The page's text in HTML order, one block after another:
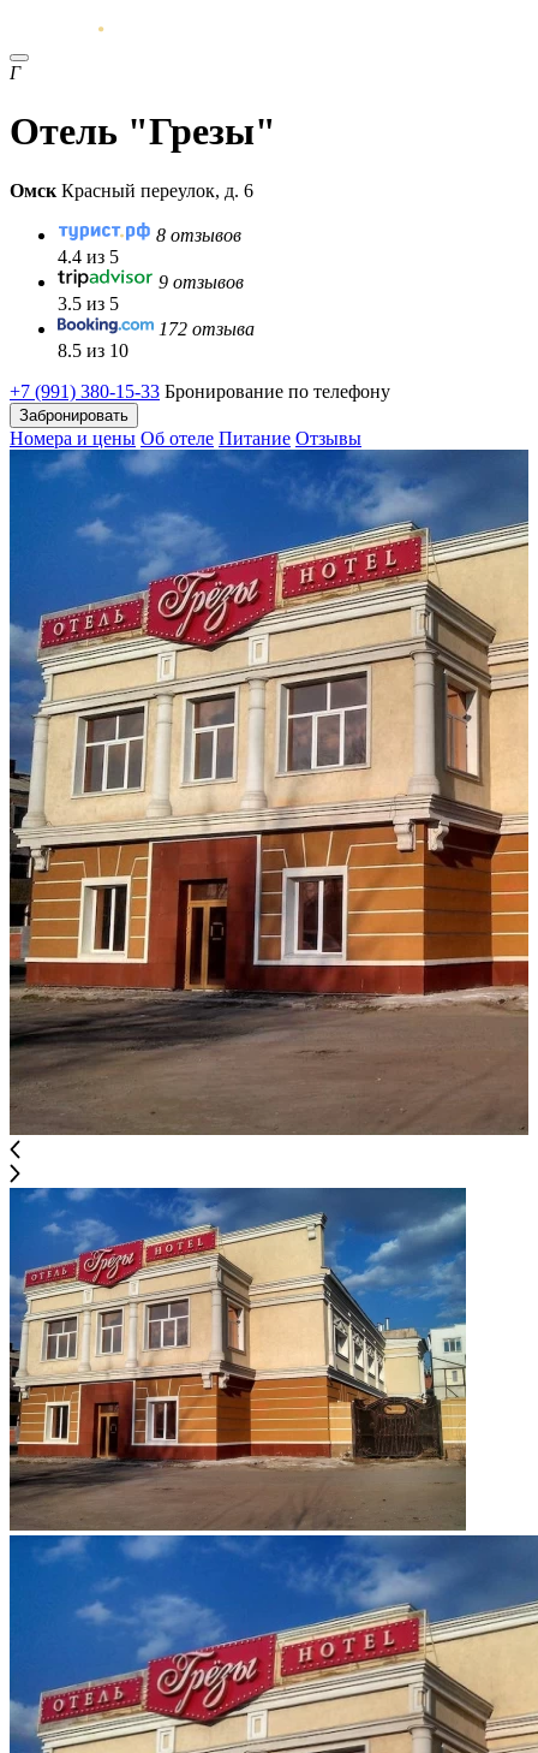
Г
Отель "Грезы"
Омск Красный переулок, д. 6
8 отзывов
4.4 из 5
9 отзывов
3.5 из 5
172 отзыва
8.5 из 10
+7 (991) 380-15-33 Бронирование по телефону
Забронировать
Номера и цены Об отеле Питание Отзывы